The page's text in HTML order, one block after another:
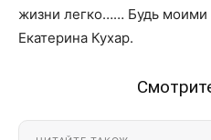
жизни легко…… Будь моими
Екатерина Кухар.